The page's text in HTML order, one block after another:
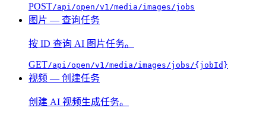
POST/api/open/v1/media/images/jobs
图片 — 查询任务
按 ID 查询 AI 图片任务。
GET/api/open/v1/media/images/jobs/{jobId}
视频 — 创建任务
创建 AI 视频生成任务。